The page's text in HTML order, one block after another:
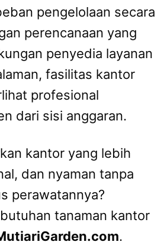
pengelolaan secara
perencanaan yang
penyedia layanan
fasilitas kantor
profesional
dari sisi anggaran.
kantor yang lebih
dan nyaman tanpa
perawatannya?
tanaman kantor
.